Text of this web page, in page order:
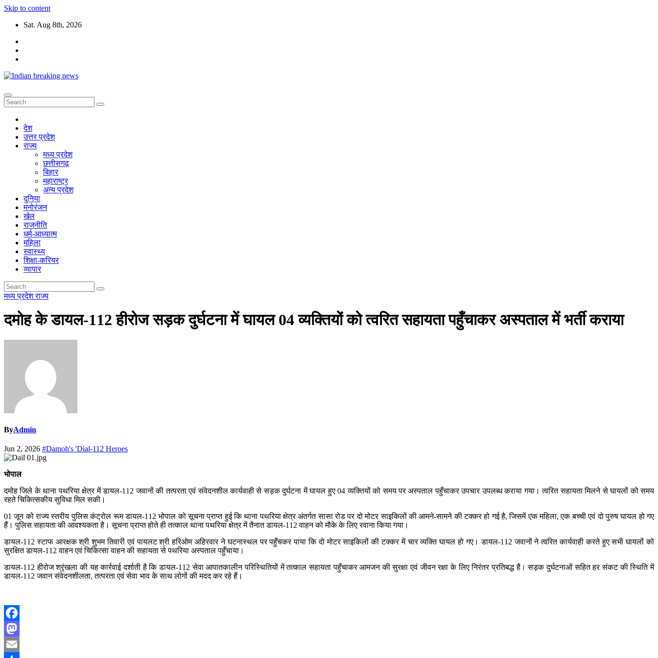
Skip to content
Sat. Aug 8th, 2026
देश
उत्तर प्रदेश
राज्य
मध्य प्रदेश
छत्तीसगढ़
बिहार
महाराष्ट्र
अन्य प्रदेश
दुनिया
मनोरंजन
खेल
राजनीति
धर्म-आध्यात्म
महिला
स्वास्थ्य
शिक्षा-करियर
व्यापार
मध्य प्रदेशराज्य
दमोह के डायल-112 हीरोज सड़क दुर्घटना में घायल 04 व्यक्तियों को त्वरित सहायता पहुँचाकर अस्पताल में भर्ती कराया
ByAdmin
Jun 2, 2026 #Damoh's 'Dial-112 Heroes
भोपाल
दमोह जिले के थाना पथरिया क्षेत्र में डायल-112 जवानों की तत्परता एवं संवेदनशील कार्यवाही से सड़क दुर्घटना में घायल हुए 04 व्यक्तियों को समय पर अस्पताल पहुँचाकर उपचार उपलब्ध कराया गया। त्वरित सहायता मिलने से घायलों को समय
रहते चिकित्सकीय सुविधा मिल सकी।
01 जून को राज्य स्तरीय पुलिस कंट्रोल रूम डायल-112 भोपाल को सूचना प्राप्त हुई कि थाना पथरिया क्षेत्र अंतर्गत सासा रोड पर दो मोटर साइकिलों की आमने-सामने की टक्कर हो गई है, जिसमें एक महिला, एक बच्ची एवं दो पुरुष घायल हो गए
हैं। पुलिस सहायता की आवश्यकता है। सूचना प्राप्त होते ही तत्काल थाना पथरिया क्षेत्र में तैनात डायल-112 वाहन को मौके के लिए रवाना किया गया।
डायल-112 स्टाफ आरक्षक श्री शुभम तिवारी एवं पायलट श्री हरिओम अहिरवार ने घटनास्थल पर पहुँचकर पाया कि दो मोटर साइकिलों की टक्कर में चार व्यक्ति घायल हो गए। डायल-112 जवानों ने त्वरित कार्यवाही करते हुए सभी घायलों को
सुरक्षित डायल-112 वाहन एवं चिकित्सा वाहन की सहायता से पथरिया अस्पताल पहुँचाया।
डायल-112 हीरोज श्रृंखला की यह कार्रवाई दर्शाती है कि डायल-112 सेवा आपातकालीन परिस्थितियों में तत्काल सहायता पहुँचाकर आमजन की सुरक्षा एवं जीवन रक्षा के लिए निरंतर प्रतिबद्ध है। सड़क दुर्घटनाओं सहित हर संकट की स्थिति में
डायल-112 जवान संवेदनशीलता, तत्परता एवं सेवा भाव के साथ लोगों की मदद कर रहे हैं।
Facebook
Mastodon